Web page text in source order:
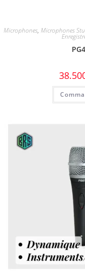
Microphones,Microphones